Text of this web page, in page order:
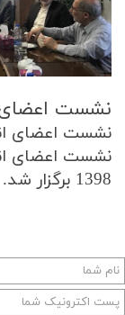
نشست
نشست اعضای
1398 برگزار شد.